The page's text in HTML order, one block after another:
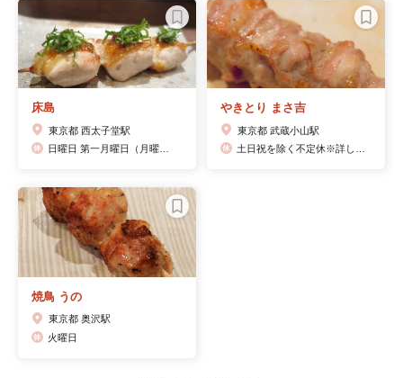
床島
東京都 西太子堂駅
やきとり まさ吉
東京都 武蔵小山駅
焼鳥 うの
東京都 奥沢駅
火曜日